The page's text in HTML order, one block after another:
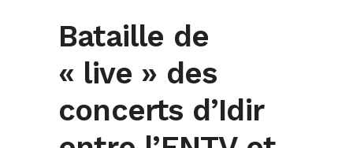
Bataille de
« live » des
concerts d’Idir